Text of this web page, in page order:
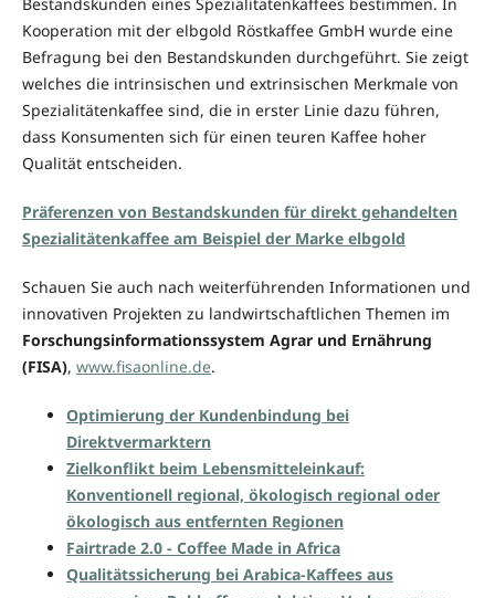
Kooperation mit der elbgold Röstkaffee GmbH wurde eine
Befragung bei den Bestandskunden durchgeführt. Sie zeigt
welches die intrinsischen und extrinsischen Merkmale von
Spezialitätenkaffee sind, die in erster Linie dazu führen,
dass Konsumenten sich für einen teuren Kaffee hoher
Qualität entscheiden.
Präferenzen von Bestandskunden für direkt gehandelten
Spezialitätenkaffee am Beispiel der Marke elbgold
Schauen Sie auch nach weiterführenden Informationen und
innovativen Projekten zu landwirtschaftlichen Themen im
Forschungsinformationssystem Agrar und Ernährung
(FISA), www.fisaonline.de.
Optimierung der Kundenbindung bei
Direktvermarktern
Zielkonflikt beim Lebensmitteleinkauf:
Konventionell regional, ökologisch regional oder
ökologisch aus entfernten Regionen
Fairtrade 2.0 - Coffee Made in Africa
Qualitätssicherung bei Arabica-Kaffees aus